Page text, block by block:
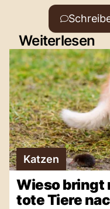
Weiterlesen
Katzen
Wieso bringt
tote Tiere